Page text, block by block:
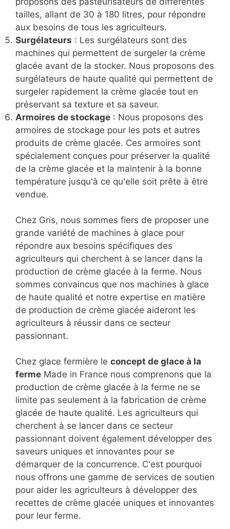
tailles, allant de 30 à 180 litres, pour répondre
aux besoins de tous les agriculteurs.
Surgélateurs : Les surgélateurs sont des
machines qui permettent de surgeler la crème
glacée avant de la stocker. Nous proposons des
surgélateurs de haute qualité qui permettent de
surgeler rapidement la crème glacée tout en
préservant sa texture et sa saveur.
Armoires de stockage : Nous proposons des
armoires de stockage pour les pots et autres
produits de crème glacée. Ces armoires sont
spécialement conçues pour préserver la qualité
de la crème glacée et la maintenir à la bonne
température jusqu'à ce qu'elle soit prête à être
vendue.
Chez Gris, nous sommes fiers de proposer une
grande variété de machines à glace pour
répondre aux besoins spécifiques des
agriculteurs qui cherchent à se lancer dans la
production de crème glacée à la ferme. Nous
sommes convaincus que nos machines à glace
de haute qualité et notre expertise en matière
de production de crème glacée aideront les
agriculteurs à réussir dans ce secteur
passionnant.
Chez glace fermière le concept de glace à la
ferme Made in France nous comprenons que la
production de crème glacée à la ferme ne se
limite pas seulement à la fabrication de crème
glacée de haute qualité. Les agriculteurs qui
cherchent à se lancer dans ce secteur
passionnant doivent également développer des
saveurs uniques et innovantes pour se
démarquer de la concurrence. C'est pourquoi
nous offrons une gamme de services de soutien
pour aider les agriculteurs à développer des
recettes de crème glacée uniques et innovantes
pour leur ferme.